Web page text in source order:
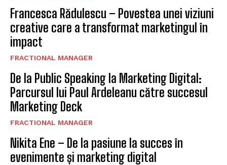
Francesca Rădulescu – Povestea unei viziuni
creative care a transformat marketingul în
impact
FRACTIONAL MANAGER
De la Public Speaking la Marketing Digital:
Parcursul lui Paul Ardeleanu către succesul
Marketing Deck
FRACTIONAL MANAGER
Nikita Ene – De la pasiune la succes în
evenimente și marketing digital